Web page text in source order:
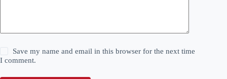
Save my name and email in this browser for the next time
I comment.